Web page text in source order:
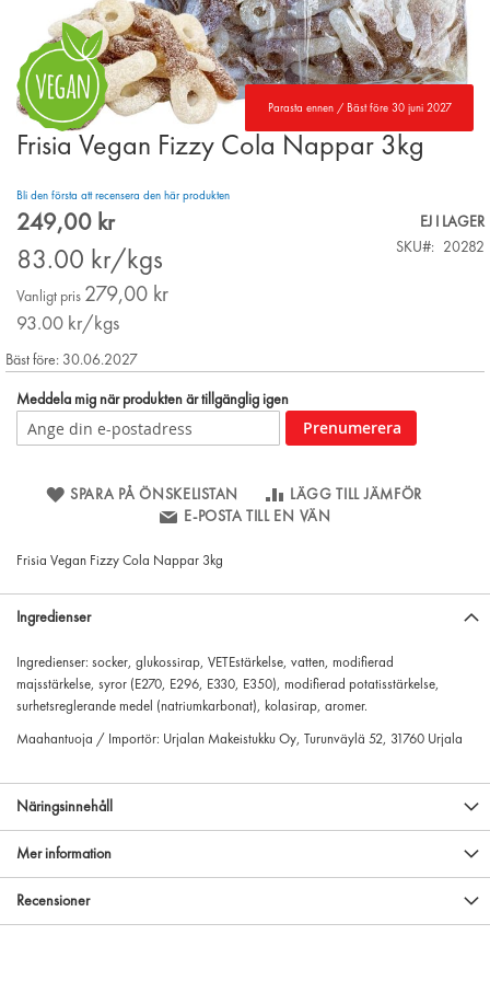
Parasta ennen / Bäst före 30 juni 2027
Skip
of
the
images
gallery
Frisia Vegan Fizzy Cola Nappar 3kg
Bli den första att recensera den här produkten
Special
249,00 kr
83.00 kr/kgs
Vanligt pris 279,00 kr
93.00 kr/kgs
EJ I LAGER
SKU
20282
Bäst före: 30.06.2027
Meddela mig när produkten är tillgänglig igen
Prenumerera
SPARA PÅ ÖNSKELISTAN
LÄGG TILL JÄMFÖR
E-POSTA TILL EN VÄN
Frisia Vegan Fizzy Cola Nappar 3kg
Ingredienser
Ingredienser: socker, glukossirap, VETEstärkelse, vatten, modifierad
majsstärkelse, syror (E270, E296, E330, E350), modifierad potatisstärkelse,
surhetsreglerande medel (natriumkarbonat), kolasirap, aromer.
Maahantuoja / Importör: Urjalan Makeistukku Oy, Turunväylä 52, 31760 Urjala
Näringsinnehåll
Mer information
Recensioner